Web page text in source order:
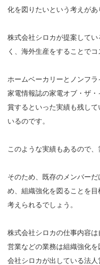
化を図りたいという考えがあ
株式会社シロカが提案して
く、海外生産をすることで
ホームベーカリーとノンフ
家電情報誌の家電オブ・ザ
賞するといった実績も残し
いるのです。
このような実績もあるので、
そのため、既存のメンバー
め、組織強化を図ることを
考えられるでしょう。
株式会社シロカの仕事内容
営業などの業務は組織強化
会社シロカが出している法